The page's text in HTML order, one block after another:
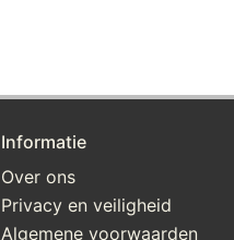
Informatie
Over ons
Privacy en veiligheid
Algemene voorwaarden